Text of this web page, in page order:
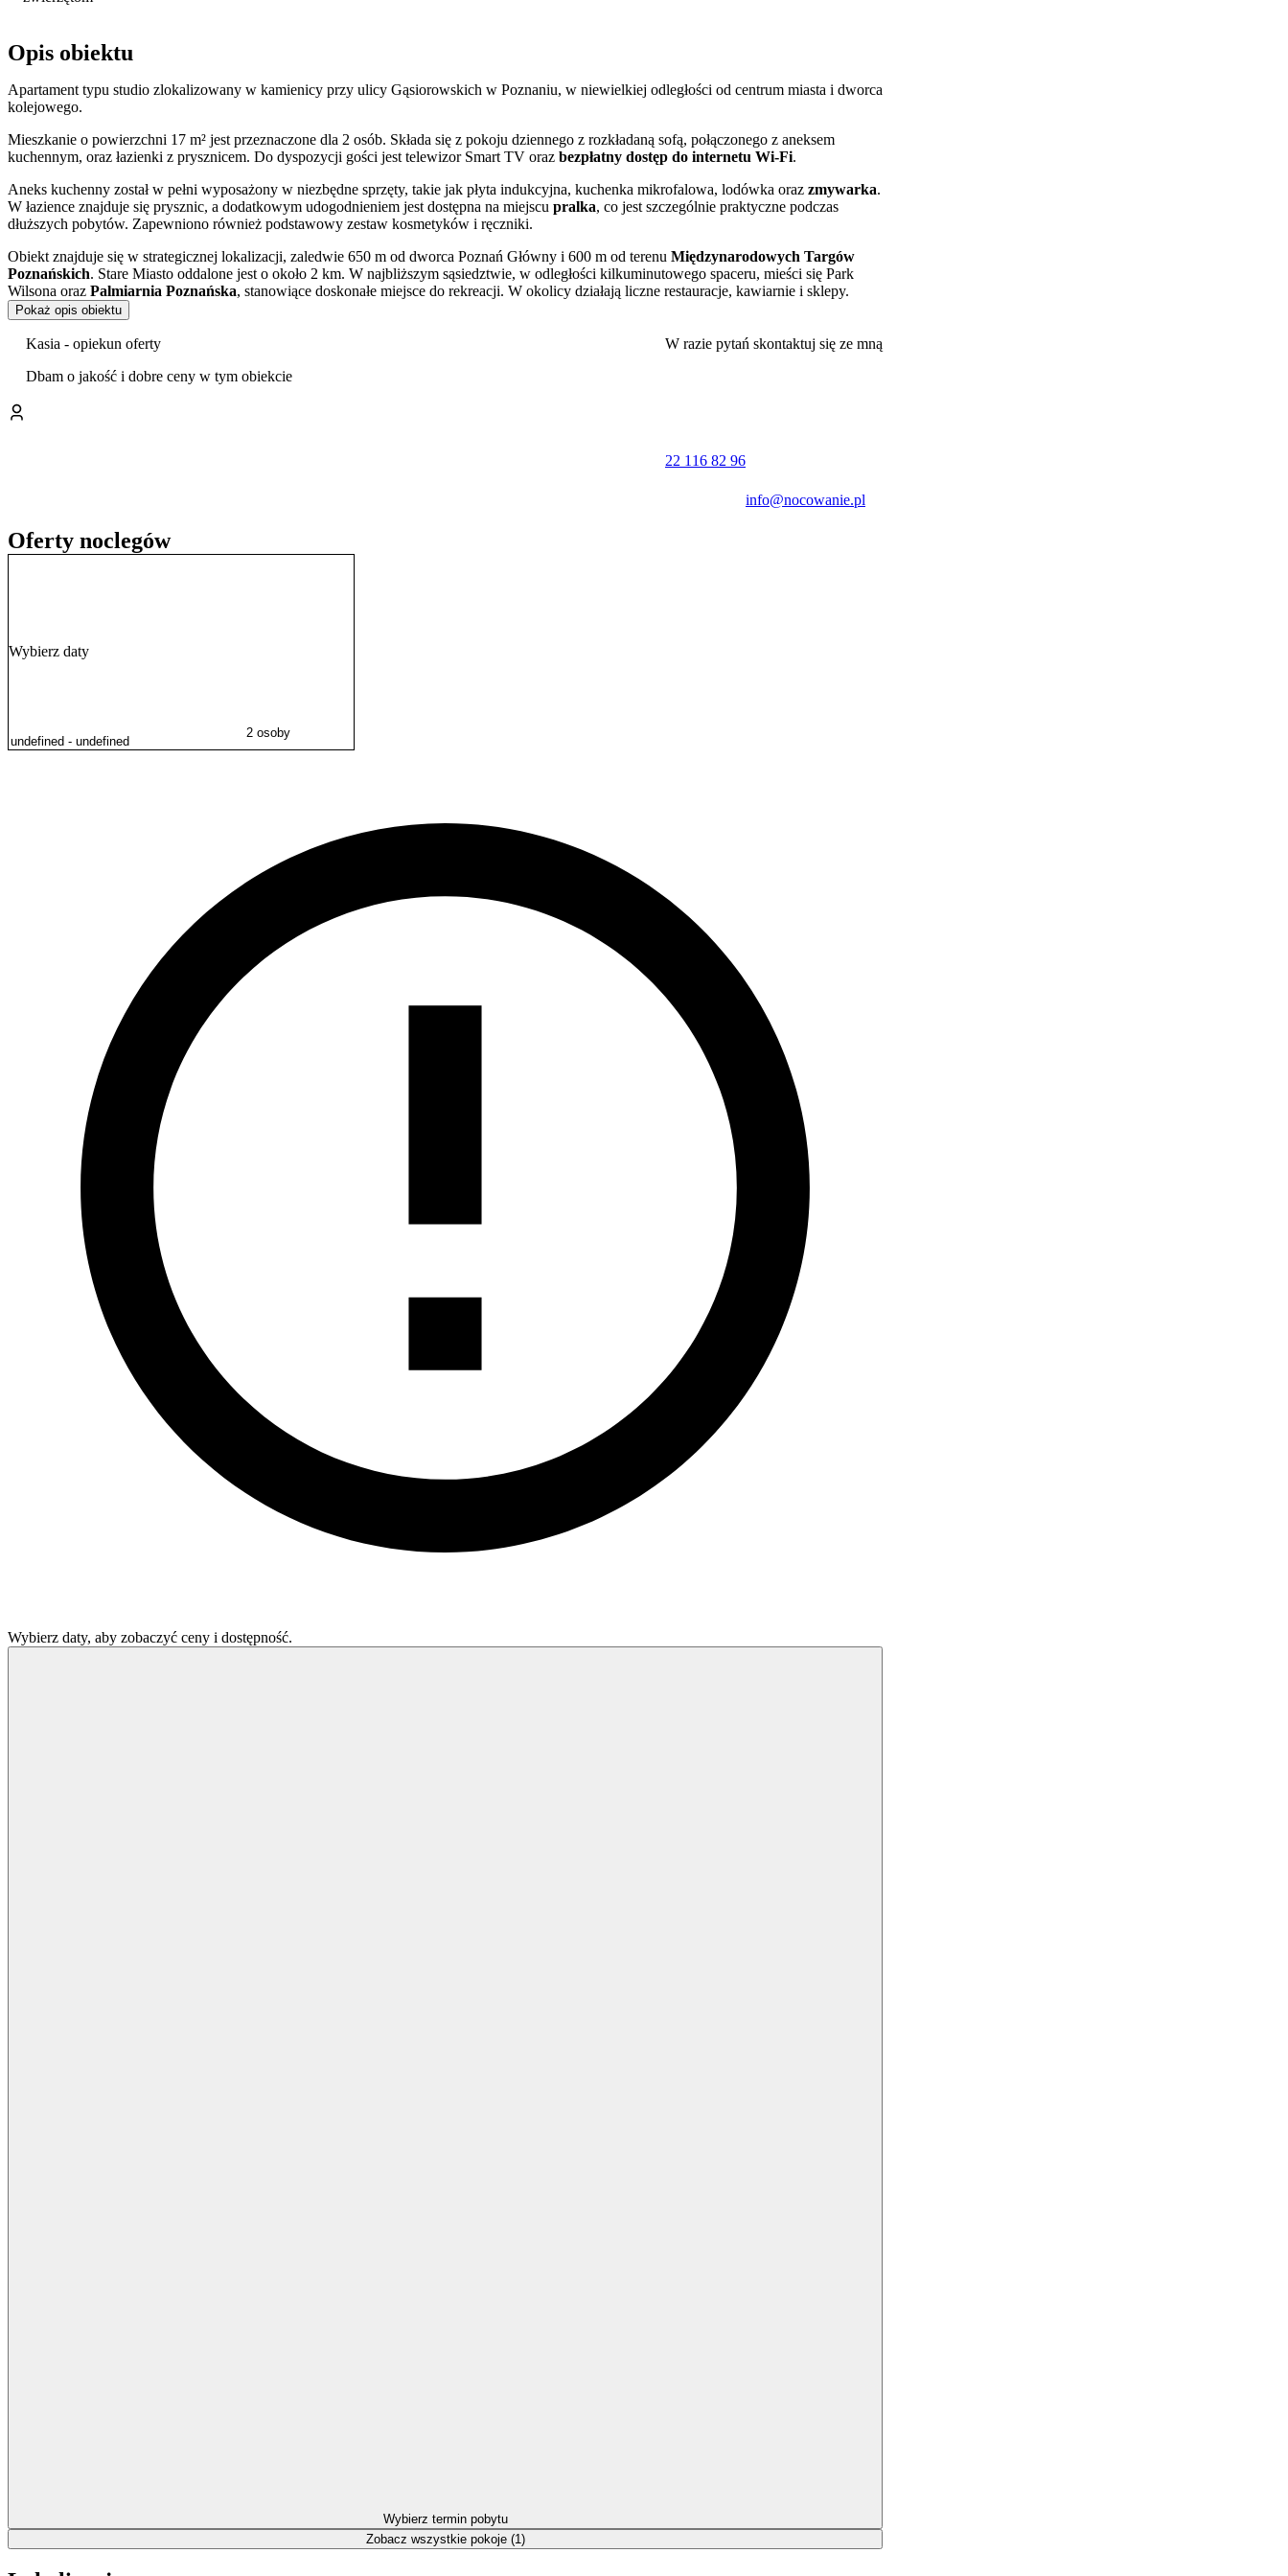
Opis obiektu
Apartament typu studio zlokalizowany w kamienicy przy ulicy Gąsiorowskich w Poznaniu, w niewielkiej odległości od centrum miasta i dworca
kolejowego.
Mieszkanie o powierzchni 17 m² jest przeznaczone dla 2 osób. Składa się z pokoju dziennego z rozkładaną sofą, połączonego z aneksem
kuchennym, oraz łazienki z prysznicem. Do dyspozycji gości jest telewizor Smart TV oraz bezpłatny dostęp do internetu Wi-Fi.
Aneks kuchenny został w pełni wyposażony w niezbędne sprzęty, takie jak płyta indukcyjna, kuchenka mikrofalowa, lodówka oraz zmywarka.
W łazience znajduje się prysznic, a dodatkowym udogodnieniem jest dostępna na miejscu pralka, co jest szczególnie praktyczne podczas
dłuższych pobytów. Zapewniono również podstawowy zestaw kosmetyków i ręczniki.
Obiekt znajduje się w strategicznej lokalizacji, zaledwie 650 m od dworca Poznań Główny i 600 m od terenu Międzynarodowych Targów
Poznańskich. Stare Miasto oddalone jest o około 2 km. W najbliższym sąsiedztwie, w odległości kilkuminutowego spaceru, mieści się Park
Wilsona oraz Palmiarnia Poznańska, stanowiące doskonałe miejsce do rekreacji. W okolicy działają liczne restauracje, kawiarnie i sklepy.
Bliskość kluczowych atrakcji Poznania pozwala na swobodne zwiedzanie. W zasięgu krótkiego spaceru lub dojazdu komunikacją miejską
znajduje się historyczny Stary Rynek, gdzie można zobaczyć słynne Poznańskie Koziołki. Warto również odwiedzić Rogalowe Muzeum
budynku obowiązuje strefa płatnego parkowania.
Pokaż opis obiektu
Kasia - opiekun oferty
Dbam o jakość i dobre ceny w tym obiekcie
W razie pytań skontaktuj się ze mną
22 116 82 96
info@nocowanie.pl
Oferty noclegów
Wybierz daty
2 osoby
Wybierz daty, aby zobaczyć ceny i dostępność.
Wybierz termin pobytu
Zobacz wszystkie pokoje (1)